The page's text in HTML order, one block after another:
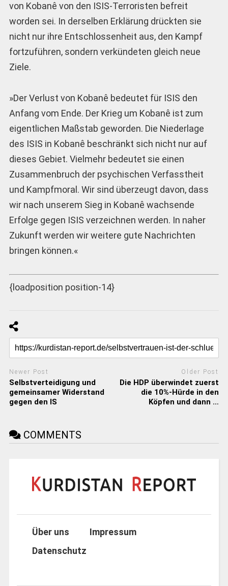
von Kobanê von den ISIS-Terroristen befreit
worden sei. In derselben Erklärung drückten sie
nicht nur ihre Entschlossenheit aus, den Kampf
fortzuführen, sondern verkündeten gleich neue
Ziele.
»Der Verlust von Kobanê bedeutet für ISIS den
Anfang vom Ende. Der Krieg um Kobanê ist zum
eigentlichen Maßstab geworden. Die Niederlage
des ISIS in Kobanê beschränkt sich nicht nur auf
dieses Gebiet. Vielmehr bedeutet sie einen
Zusammenbruch der psychischen Verfasstheit
und Kampfmoral. Wir sind überzeugt davon, dass
wir nach unserem Sieg in Kobanê wachsende
Erfolge gegen ISIS verzeichnen werden. In naher
Zukunft werden wir weitere gute Nachrichten
bringen können.«
{loadposition position-14}
Newer Post
Selbstverteidigung und
gemeinsamer Widerstand
gegen den IS
Older Post
Die HDP überwindet zuerst
die 10%-Hürde in den
Köpfen und dann …
COMMENTS
Über uns
Impressum
Datenschutz